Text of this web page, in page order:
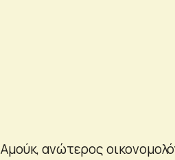
ανώτερος